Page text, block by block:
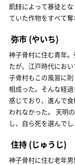
飢饉によって暴徒と
ていた作物をすべて奪
弥市 (やいち)
神子骨村に住む青年
たが、江戸時代にお
子骨村もこの風習に
相成った。そんな経
感じており、進んで
われなかった。 天明
し、自ら死を選んでし
住持 (じゅうじ)
神子骨村に住む老年